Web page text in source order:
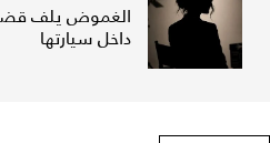
الغموض يلف
داخل سيارتها